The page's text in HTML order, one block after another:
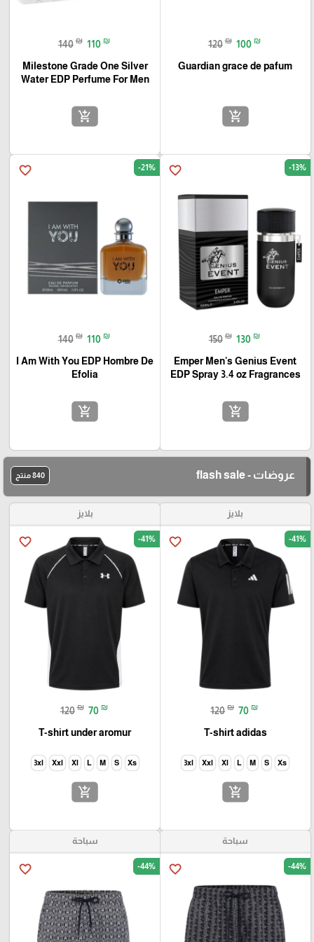
120 ₪ 100 ₪
Guardian grace de pafum
add_shopping_cart
140 ₪ 110 ₪
Milestone Grade One Silver
Water EDP Perfume For Men‏
add_shopping_cart
favorite_border -13%
150 ₪ 130 ₪
Emper Men's Genius Event
EDP Spray 3.4 oz Fragrances
add_shopping_cart
favorite_border -21%
140 ₪ 110 ₪
I Am With You EDP Hombre De
Efolia
add_shopping_cart
عروضات - flash sale 840 منتج
بلايز
favorite_border -41%
120 ₪ 70 ₪
T-shirt adidas
Xs
S
M
L
Xl
Xxl
3xl
add_shopping_cart
بلايز
favorite_border -41%
120 ₪ 70 ₪
T-shirt under aromur
Xs
S
M
L
Xl
Xxl
3xl
add_shopping_cart
سباحة
favorite_border -44%
سباحة
favorite_border -44%